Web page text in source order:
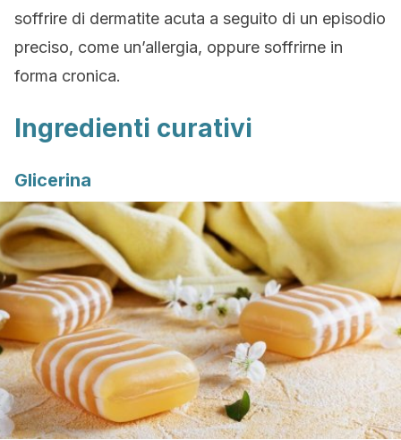
soffrire di dermatite acuta a seguito di un episodio
preciso, come un’allergia, oppure soffrirne in
forma cronica.
Ingredienti curativi
Glicerina